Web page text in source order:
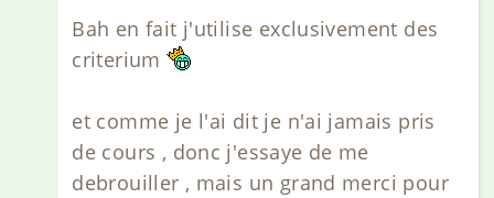
Bah en fait j'utilise exclusivement des
criterium
et comme je l'ai dit je n'ai jamais pris
de cours , donc j'essaye de me
debrouiller , mais un grand merci pour